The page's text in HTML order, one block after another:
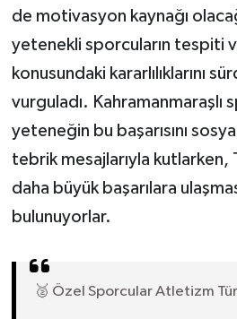
de motivasyon kaynağı
yetenekli sporcuların tespiti
konusundaki kararlılıklarını
vurguladı. Kahramanmaraşlı
yeteneğin bu başarısını
tebrik mesajlarıyla kutlarken,
daha büyük başarılara
bulunuyorlar.
🥈 Özel Sporcular Atletizm